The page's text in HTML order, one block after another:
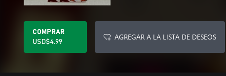
COMPRAR
USD$4.99
AGREGAR A LA LISTA DE DESEOS